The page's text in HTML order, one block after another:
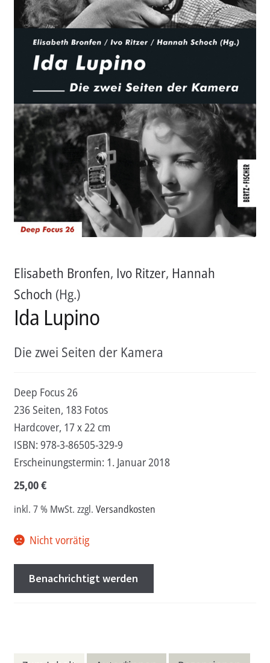
Aktuelles
Service
öffnen
Newsletter
Elisabeth Bronfen, Ivo Ritzer, Hannah
Schoch (Hg.)
Ida Lupino
Die zwei Seiten der Kamera
Deep Focus 26
236 Seiten, 183 Fotos
Hardcover, 17 x 22 cm
ISBN: 978-3-86505-329-9
Erscheinungstermin: 1. Januar 2018
25,00€
inkl. 7 % MwSt. zzgl. Versandkosten
Nicht vorrätig
Benachrichtigt werden